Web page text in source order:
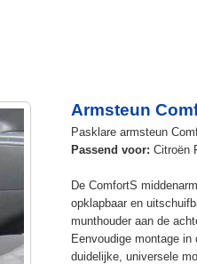
Armsteun
Pasklare armsteun
Passend voor: Citroën
De ComfortS
opklapbaar en
munthouder aan de
Eenvoudige montage
duidelijke, universele